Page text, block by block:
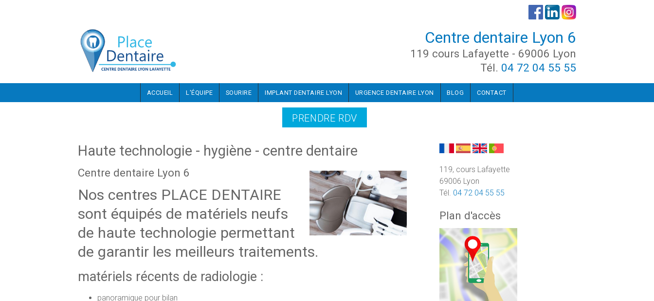
Centre dentaire Lyon 6
119 cours Lafayette - 69006 Lyon
Tél. 04 72 04 55 55
ACCUEIL L'ÉQUIPE SOURIRE IMPLANT DENTAIRE LYON URGENCE DENTAIRE LYON BLOG CONTACT
PRENDRE RDV
Haute technologie - hygiène - centre dentaire
Centre dentaire Lyon 6
Nos centres PLACE DENTAIRE
sont équipés de matériels neufs
de haute technologie permettant
de garantir les meilleurs traitements.
matériels récents de radiologie :
panoramique pour bilan
119, cours Lafayette
69006 Lyon
Tél. 04 72 04 55 55
Plan d'accès